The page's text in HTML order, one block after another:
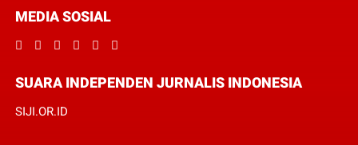
MEDIA SOSIAL
SUARA INDEPENDEN JURNALIS INDONESIA
SIJI.OR.ID